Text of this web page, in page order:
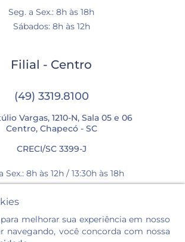
Seg. a Sex.: 8h às 18h
Sábados: 8h às 12h
Filial - Centro
(49) 3319.8100
Vargas, 1210-N, Sala 05 e 06
Centro, Chapecó - SC
CRECI/SC 3399-J
Sex.: 8h às 12h / 13:30h às 18h
Sábados: 8h às 12h
melhorar sua experiência em nosso
navegando, você concorda com nossa